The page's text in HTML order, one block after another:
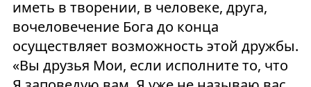
иметь в творении, в человеке, друга,
вочеловечение Бога до конца
осуществляет возможность этой дружбы.
«Вы друзья Мои, если исполните то, что